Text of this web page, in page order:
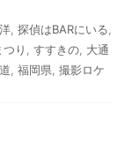
, 探偵はBARにいる,
つり , すすきの, 大通
, 福岡県, 撮影ロケ